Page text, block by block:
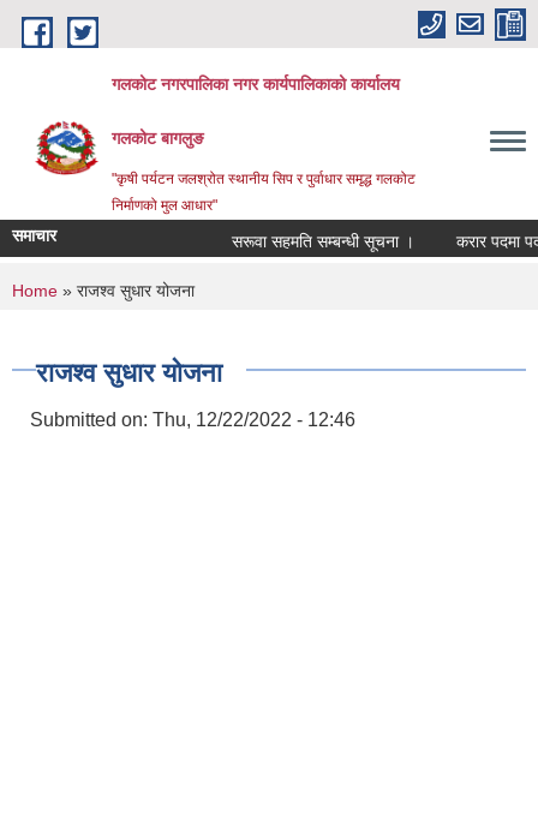
Skip to main content
गलकोट नगरपालिका नगर कार्यपालिकाको कार्यालय
गलकोट बागलुङ
"कृषी पर्यटन जलश्रोत स्थानीय सिप र पुर्वाधार समृद्ध गलकोट
निर्माणको मुल आधार"
समाचार सरूवा सहमति सम्बन्धी सूचना । करार पदमा
You are here
Home » राजश्व सुधार योजना
राजश्व सुधार योजना
Submitted on: Thu, 12/22/2022 - 12:46